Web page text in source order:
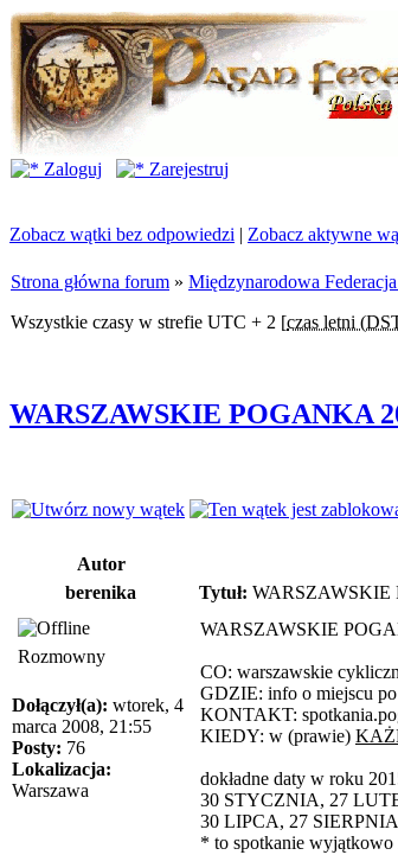
Zaloguj
Zarejestruj
Zobacz wątki bez odpowiedzi | Zobacz aktywne
Strona główna forum » Międzynarodowa
Wszystkie czasy w strefie UTC + 2 [czas letni
WARSZAWSKIE POGANKA
Autor
berenika
Tytuł: WARSZAWSKIE
Rozmowny
Dołączył(a): wtorek, 4
marca 2008, 21:55
Posty: 76
Lokalizacja:
Warszawa
WARSZAWSKIE
CO: warszawskie
GDZIE: info o miejscu
KONTAKT:
KIEDY: w (prawie)
dokładne daty w roku
30 STYCZNIA, 27
30 LIPCA, 27
* to spotkanie wyjątkowo